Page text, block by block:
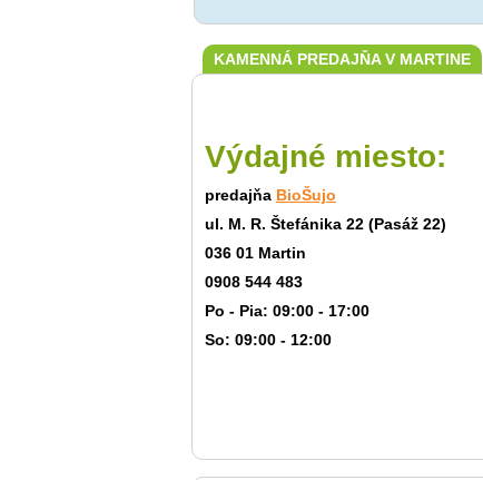
KAMENNÁ PREDAJŇA V MARTINE
Výdajné miesto:
predajňa BioŠujo
ul. M. R. Štefánika 22 (Pasáž 22)
036 01 Martin
0908 544 483
Po - Pia: 09:00 - 17:00
So: 09:00 - 12:00